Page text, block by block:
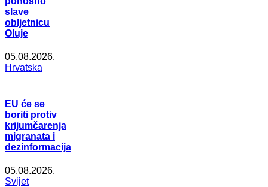
slave
obljetnicu
Oluje
05.08.2026.
Hrvatska
EU će se
boriti protiv
krijumčarenja
migranata i
dezinformacija
05.08.2026.
Svijet